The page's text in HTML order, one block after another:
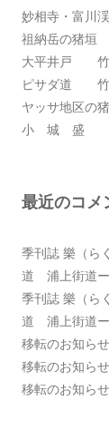
妙相寺・富川
祖納岳の猪
大平井戸 竹
ピサダ道 竹
ヤッサ地区
小 城 盛 武
最近のコメ
季刊誌 樂（
道 浦上街道ー
季刊誌 樂（
道 浦上街道ー
移転のお知らせ
移転のお知らせ
移転のお知らせ